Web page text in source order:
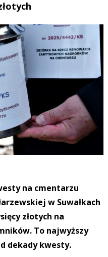
na cmentarzu
w Suwałkach
złotych na
To najwyższy
dekady kwesty.